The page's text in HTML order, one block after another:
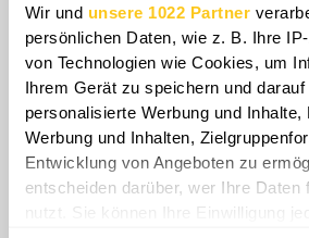
Wir und unsere 1022 Partner
persönlichen Daten, wie z. B. Ihre
von Technologien wie Cookies, um
Ihrem Gerät zu speichern und
personalisierte Werbung und Inhalte,
Werbung und Inhalten,
Entwicklung von Angeboten zu
entscheiden darüber, wer Ihre Daten
nutzt. Sie können Ihre Einwilligung